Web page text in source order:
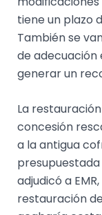
tiene un plazo
También se
de adecuación
generar un
La
concesión
a la antigua
presupuestada
adjudicó a
restauración